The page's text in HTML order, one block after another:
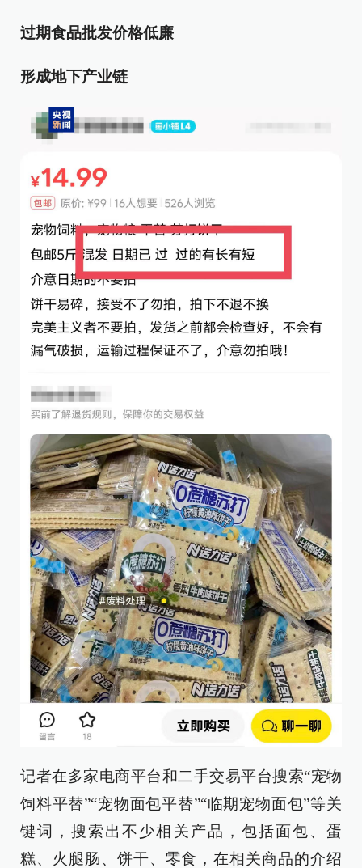
过期食品批发价格低廉
形成地下产业链
记者在多家电商平台和二手交易平台搜索“宠物
饲料平替”“宠物面包平替”“临期宠物面包”等关
键词，搜索出不少相关产品，包括面包、蛋
糕、火腿肠、饼干、零食，在相关商品的介绍